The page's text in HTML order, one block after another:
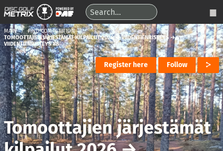
MAIN
FIND COMPETITION
TOMOOTTAJIEN JÄRJESTÄMÄT KILPAILUT 2026 → VIIDENTIENRISTEYS →
VIIDENTIENRISTEYS #8
Register here Follow
Tomoottajien järjestämät